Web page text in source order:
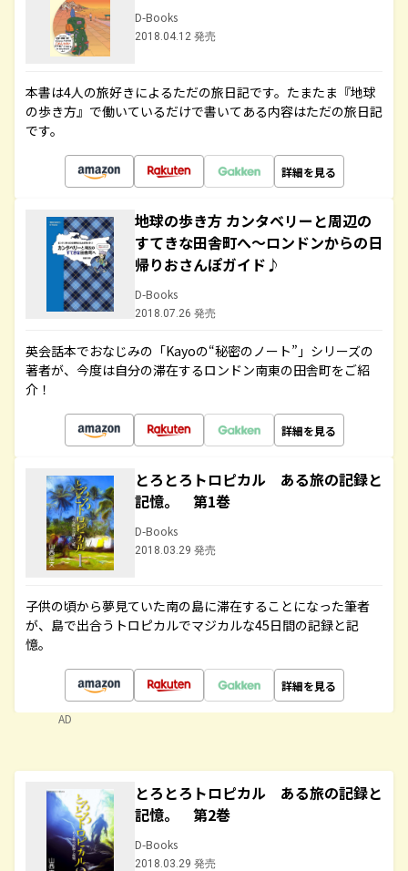
D-Books
2018.04.12 発売
本書は4人の旅好きによるただの旅日記です。たまたま『地球
の歩き方』で働いているだけで書いてある内容はただの旅日記
です。
詳細を見る
地球の歩き方 カンタベリーと周辺の
すてきな田舎町へ～ロンドンからの日
帰りおさんぽガイド♪
D-Books
2018.07.26 発売
英会話本でおなじみの「Kayoの“秘密のノート”」シリーズの
著者が、今度は自分の滞在するロンドン南東の田舎町をご紹
介！
詳細を見る
とろとろトロピカル ある旅の記録と
記憶。 第1巻
D-Books
2018.03.29 発売
子供の頃から夢見ていた南の島に滞在することになった筆者
が、島で出合うトロピカルでマジカルな45日間の記録と記
憶。
詳細を見る
AD
とろとろトロピカル ある旅の記録と
記憶。 第2巻
D-Books
2018.03.29 発売